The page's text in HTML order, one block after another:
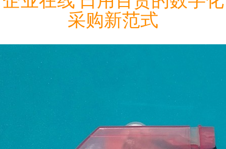
采购新范式